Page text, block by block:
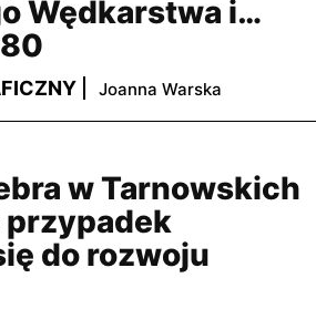
Wędkarstwa i…
Joanna Warska
w Tarnowskich
przypadek
do rozwoju